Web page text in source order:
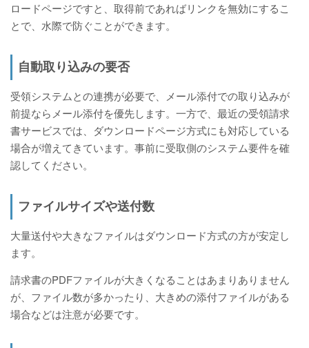
ロードページですと、取得前であればリンクを無効にするこ
とで、水際で防ぐことができます。
自動取り込みの要否
受領システムとの連携が必要で、メール添付での取り込みが
前提ならメール添付を優先します。一方で、最近の受領請求
書サービスでは、ダウンロードページ方式にも対応している
場合が増えてきています。事前に受取側のシステム要件を確
認してください。
ファイルサイズや送付数
大量送付や大きなファイルはダウンロード方式の方が安定し
ます。
請求書のPDFファイルが大きくなることはあまりありません
が、ファイル数が多かったり、大きめの添付ファイルがある
場合などは注意が必要です。